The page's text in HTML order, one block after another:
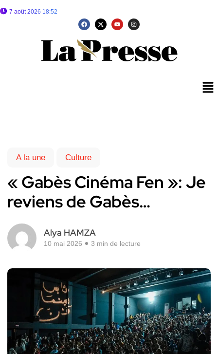
7 août 2026 18:52
A la une Culture
« Gabès Cinéma Fen »: Je
reviens de Gabès…
Alya HAMZA
10 mai 2026 3 min de lecture